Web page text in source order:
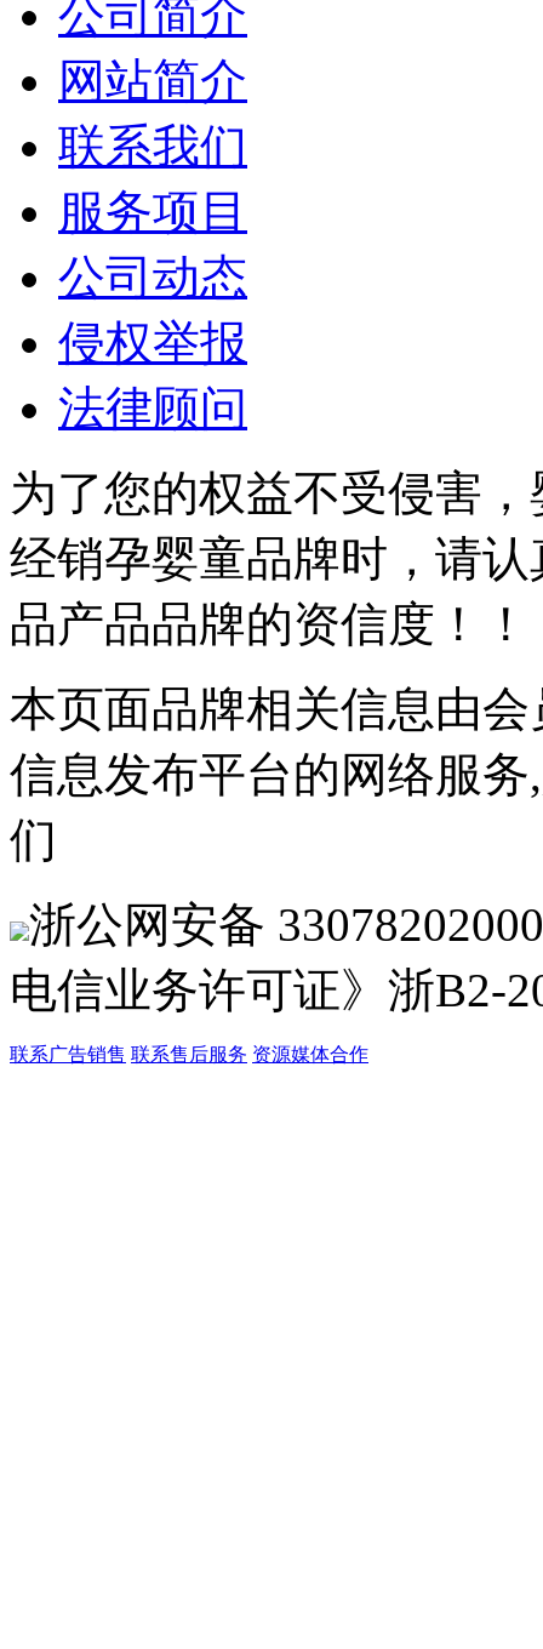
公司简介
网站简介
联系我们
服务项目
公司动态
侵权举报
法律顾问
为了您的权益不受侵害
经销孕婴童品牌时，请
品产品品牌的资信度！！
本页面品牌相关信息由
信息发布平台的网络服
们
浙公网安备
电信业务许可证》浙B2-
联系广告销售 联系售后服务 资源媒体合作